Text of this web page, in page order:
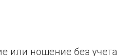
или ношение без учета